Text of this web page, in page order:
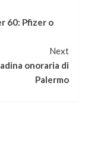
60: Pfizer o
Next
onoraria di
Palermo